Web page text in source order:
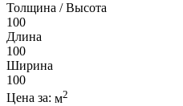
Толщина / Высота
100
Длина
100
Ширина
100
Цена за: м2